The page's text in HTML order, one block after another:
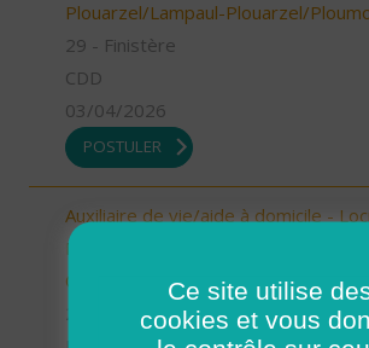
Plouarzel/Lampaul-Plouarzel/
29 - Finistère
CDD
03/04/2026
POSTULER
Auxiliaire de vie/aide à domicile -
Plouzané /Plougonvelin/Le Conquet/
CDD ou CDI (H/F)
29 - Finistère
Ce site utilise
cookies et vous